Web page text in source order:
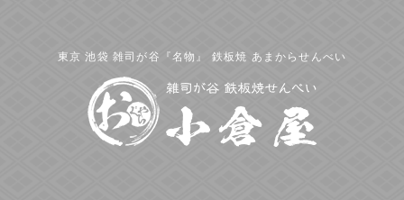
東京 池袋 雑司が谷『名物』 鉄板焼 あまからせんべい